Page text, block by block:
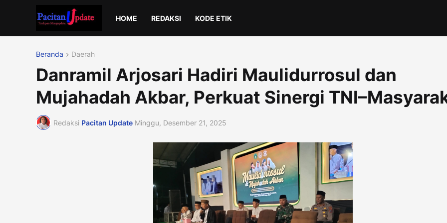
HOME REDAKSI KODE ETIK
Beranda Daerah
Danramil Arjosari Hadiri Maulidurrosul dan
Mujahadah Akbar, Perkuat Sinergi
Redaksi Pacitan Update Minggu, Desember 21, 2025